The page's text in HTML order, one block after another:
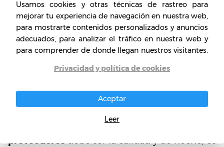
proveedoresde los que desconoce su
procedencia y actividad comprobada. Muchos
pueden ser víctimas en situaciones como
transacciones de dinero, asuntos legales, entre
Productos de mala calidad
Uno de los principales requisitos y exigencias
proveedoresdebe ser la calidad y de hecho, es
Usamos cookies y otras técnicas de rastreo para
mejorar tu experiencia de navegación en nuestra web,
para mostrarte contenidos personalizados y anuncios
adecuados, para analizar el tráfico en nuestra web y
para comprender de donde llegan nuestros visitantes.
Privacidad y política de cookies
Aceptar
Leer